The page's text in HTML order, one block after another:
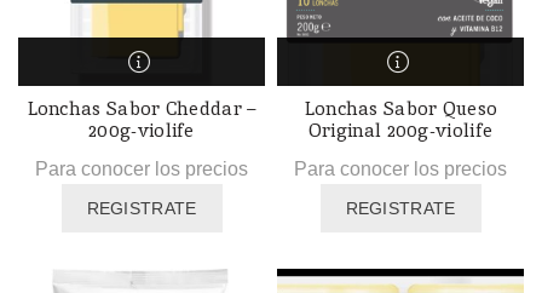
Lonchas Sabor Cheddar –
200g-violife
Para conocer los precios
REGISTRATE
Lonchas Sabor Queso
Original 200g-violife
Para conocer los precios
REGISTRATE